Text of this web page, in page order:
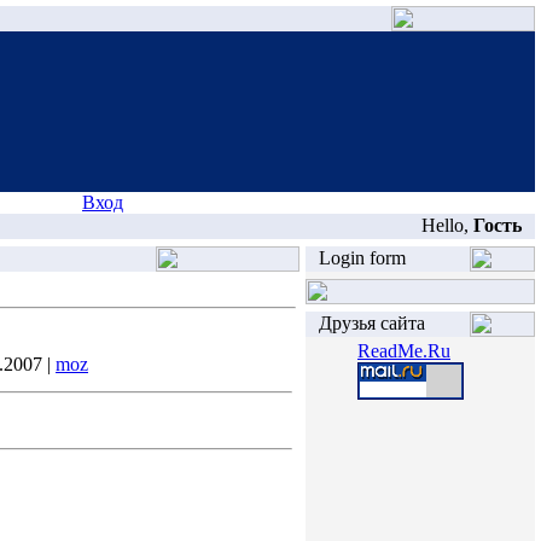
Вход
Hello, Гость
| moz
Login form
Друзья сайта
ReadMe.Ru